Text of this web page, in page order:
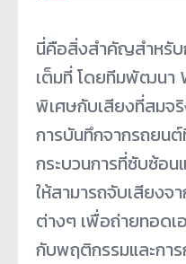
นี่คือสิ่งสำคัญสำหรับ
เต็มที่ โดยทีมพัฒนา
พิเศษกับเสียงที่สมจ
การบันทึกจากรถยนต์
กระบวนการที่ซับซ้อ
ให้สามารถจับเสียงจ
ต่างๆ เพื่อถ่ายทอดเ
กับพฤติกรรมและกา